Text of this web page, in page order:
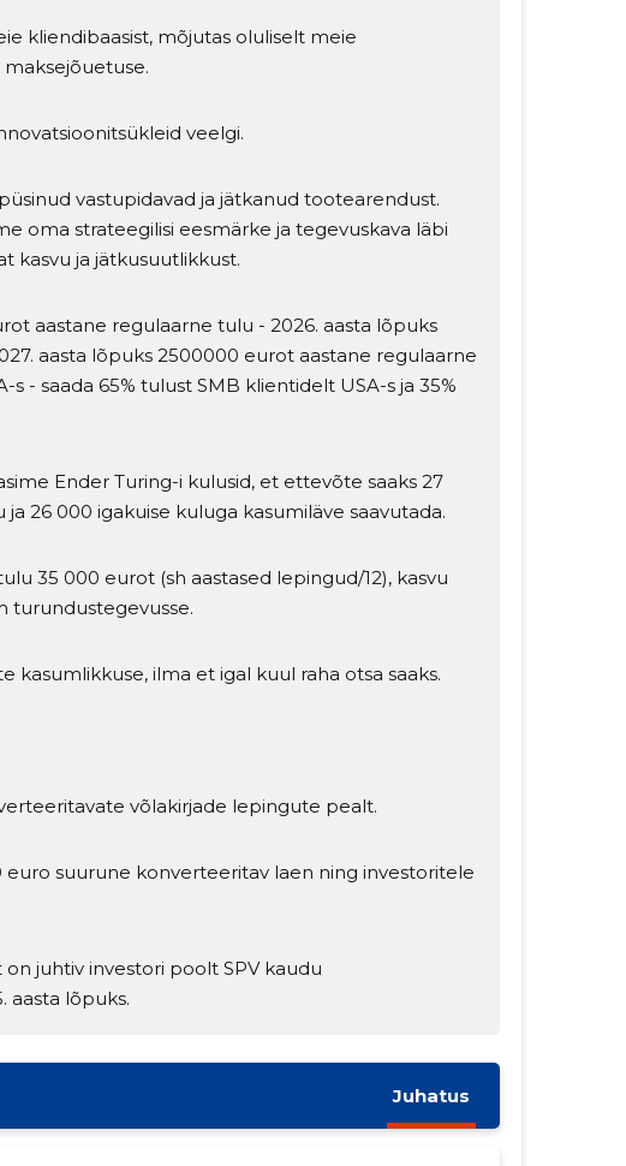
kliendibaasist, mõjutas oluliselt meie
veelgi.
vastupidavad ja jätkanud tootearendust.
oma strateegilisi eesmärke ja tegevuskava läbi
kasvu ja jätkusuutlikkust.
aastane regulaarne tulu - 2026. aasta lõpuks
aasta lõpuks 2500000 eurot aastane regulaarne
- saada 65% tulust SMB klientidelt USA-s ja 35%
Ender Turing-i kulusid, et ettevõte saaks 27
26 000 igakuise kuluga kasumiläve saavutada.
35 000 eurot (sh aastased lepingud/12), kasvu
turundustegevusse.
kasumlikkuse, ilma et igal kuul raha otsa saaks.
võlakirjade lepingute pealt.
euro suurune konverteeritav laen ning investoritele
juhtiv investori poolt SPV kaudu
aasta lõpuks.
Juhatus